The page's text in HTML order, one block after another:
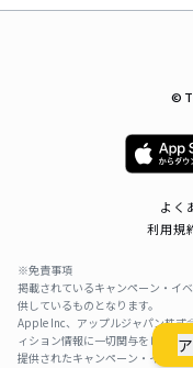
©
よく
利用規
※免責事項
掲載されているキャンペーン・イ
供しているものとなります。
Apple Inc、アップルジャパン株式
ィション情報に一切関与をしてお
提供されたキャンペーン・イベン